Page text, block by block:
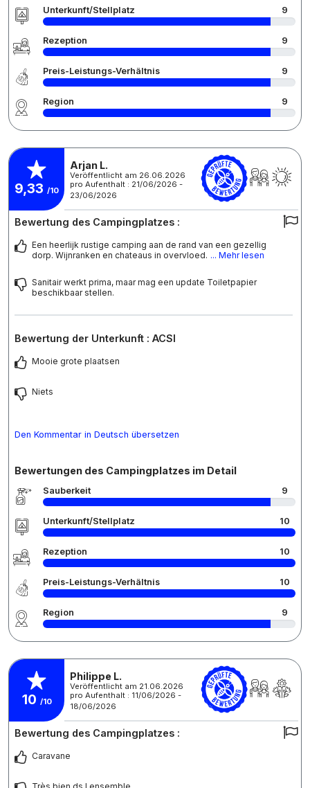
Unterkunft/Stellplatz 9
Rezeption 9
Preis-Leistungs-Verhältnis 9
Region 9
9,33 /10
Arjan L.
Veröffentlicht am 26.06.2026
pro Aufenthalt : 21/06/2026 -
23/06/2026
Bewertung des Campingplatzes :
Een heerlijk rustige camping aan de rand van een gezellig
dorp. Wijnranken en chateaus in overvloed. ... Mehr lesen
Sanitair werkt prima, maar mag een update Toiletpapier
beschikbaar stellen.
Bewertung der Unterkunft : ACSI
Mooie grote plaatsen
Niets
Den Kommentar in Deutsch übersetzen
Bewertungen des Campingplatzes im Detail
Sauberkeit 9
Unterkunft/Stellplatz 10
Rezeption 10
Preis-Leistungs-Verhältnis 10
Region 9
10 /10
Philippe L.
Veröffentlicht am 21.06.2026
pro Aufenthalt : 11/06/2026 -
18/06/2026
Bewertung des Campingplatzes :
Caravane
Très bien ds l ensemble